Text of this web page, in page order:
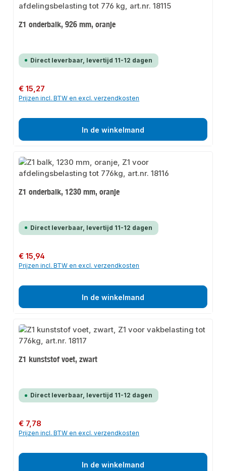
Z1 onderbalk, 926 mm, oranje
Direct leverbaar, levertijd 11-12 dagen
Normale prijs:
€ 15,27
Prijzen incl. BTW en excl. verzendkosten
In de winkelmand
Z1 onderbalk, 1230 mm, oranje
Direct leverbaar, levertijd 11-12 dagen
Normale prijs:
€ 15,94
Prijzen incl. BTW en excl. verzendkosten
In de winkelmand
Z1 kunststof voet, zwart
Direct leverbaar, levertijd 11-12 dagen
Normale prijs:
€ 7,78
Prijzen incl. BTW en excl. verzendkosten
In de winkelmand